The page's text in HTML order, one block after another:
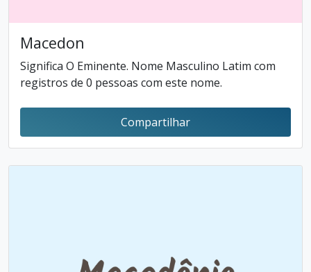
Macedon
Significa O Eminente. Nome Masculino Latim com
registros de 0 pessoas com este nome.
Compartilhar